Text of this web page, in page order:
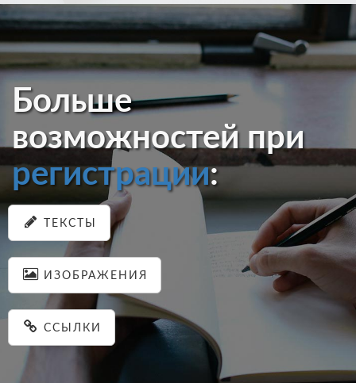
Больше
возможностей при
регистрации:
ТЕКСТЫ
ИЗОБРАЖЕНИЯ
ССЫЛКИ